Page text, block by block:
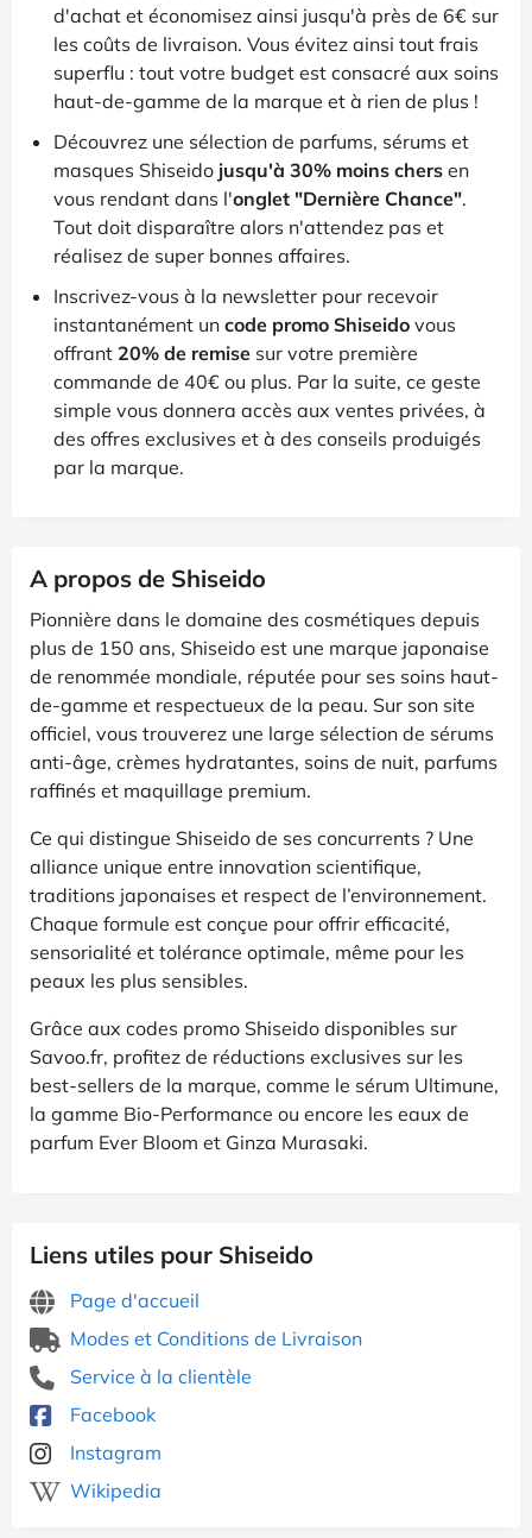
d'achat et économisez ainsi jusqu'à près de 6€ sur
les coûts de livraison. Vous évitez ainsi tout frais
superflu : tout votre budget est consacré aux soins
haut-de-gamme de la marque et à rien de plus !
Découvrez une sélection de parfums, sérums et
masques Shiseido jusqu'à 30% moins chers en
vous rendant dans l'onglet "Dernière Chance".
Tout doit disparaître alors n'attendez pas et
réalisez de super bonnes affaires.
Inscrivez-vous à la newsletter pour recevoir
instantanément un code promo Shiseido vous
offrant 20% de remise sur votre première
commande de 40€ ou plus. Par la suite, ce geste
simple vous donnera accès aux ventes privées, à
des offres exclusives et à des conseils produigés
par la marque.
A propos de Shiseido
Pionnière dans le domaine des cosmétiques depuis
plus de 150 ans, Shiseido est une marque japonaise
de renommée mondiale, réputée pour ses soins haut-
de-gamme et respectueux de la peau. Sur son site
officiel, vous trouverez une large sélection de sérums
anti-âge, crèmes hydratantes, soins de nuit, parfums
raffinés et maquillage premium.
Ce qui distingue Shiseido de ses concurrents ? Une
alliance unique entre innovation scientifique,
traditions japonaises et respect de l’environnement.
Chaque formule est conçue pour offrir efficacité,
sensorialité et tolérance optimale, même pour les
peaux les plus sensibles.
Grâce aux codes promo Shiseido disponibles sur
Savoo.fr, profitez de réductions exclusives sur les
best-sellers de la marque, comme le sérum Ultimune,
la gamme Bio-Performance ou encore les eaux de
parfum Ever Bloom et Ginza Murasaki.
Liens utiles pour Shiseido
Page d'accueil
Modes et Conditions de Livraison
Service à la clientèle
Facebook
Instagram
Wikipedia